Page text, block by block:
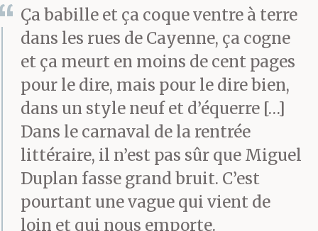
Ça babille et ça coque ventre à terre
dans les rues de Cayenne, ça cogne
et ça meurt en moins de cent pages
pour le dire, mais pour le dire bien,
dans un style neuf et d’équerre […]
Dans le carnaval de la rentrée
littéraire, il n’est pas sûr que Miguel
Duplan fasse grand bruit. C’est
pourtant une vague qui vient de
loin et qui nous emporte.